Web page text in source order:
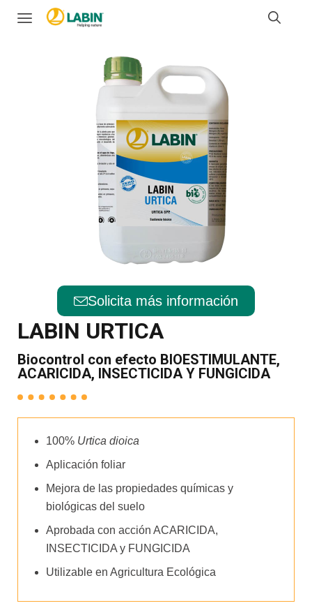
Solicita más información
LABIN URTICA
Biocontrol con efecto BIOESTIMULANTE,
ACARICIDA, INSECTICIDA Y FUNGICIDA
100% Urtica dioica
Aplicación foliar
Mejora de las propiedades químicas y
biológicas del suelo
Aprobada con acción ACARICIDA,
INSECTICIDA y FUNGICIDA
Utilizable en Agricultura Ecológica